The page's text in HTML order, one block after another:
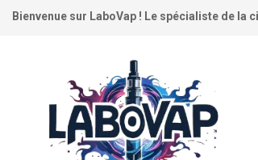
Bienvenue sur LaboVap ! Le spécialiste de